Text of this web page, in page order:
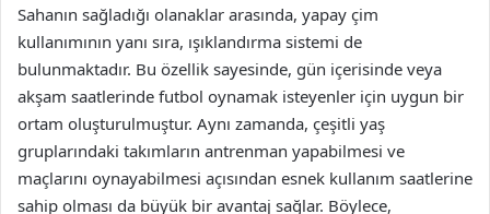
Sahanın sağladığı olanaklar arasında, yapay çim
kullanımının yanı sıra, ışıklandırma sistemi de
bulunmaktadır. Bu özellik sayesinde, gün içerisinde veya
akşam saatlerinde futbol oynamak isteyenler için uygun bir
ortam oluşturulmuştur. Aynı zamanda, çeşitli yaş
gruplarındaki takımların antrenman yapabilmesi ve
maçlarını oynayabilmesi açısından esnek kullanım saatlerine
sahip olması da büyük bir avantaj sağlar. Böylece,